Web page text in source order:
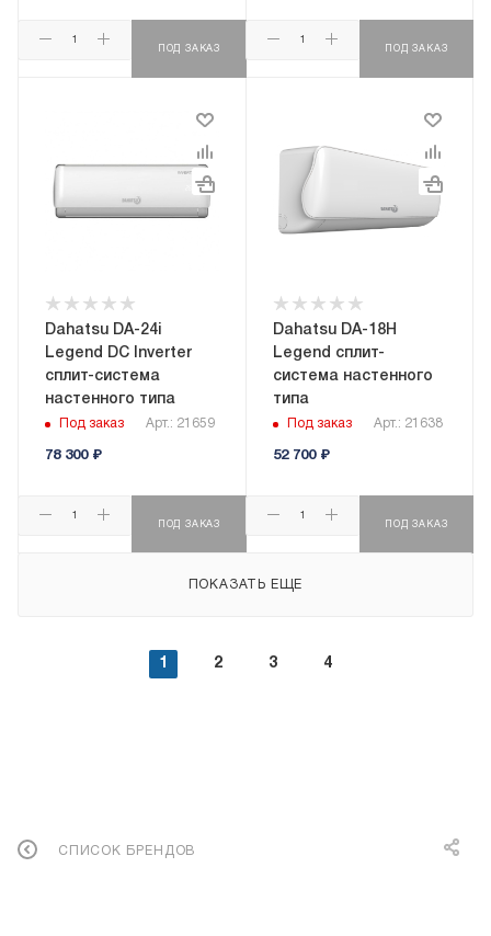
ПОД ЗАКАЗ ПОД ЗАКАЗ
Dahatsu DA-24i
Legend DC Inverter
сплит-система
настенного типа
Под заказ Арт.: 21659
78 300₽
ПОД ЗАКАЗ
Dahatsu DA-18H
Legend сплит-
система настенного
типа
Под заказ Арт.: 21638
52 700₽
ПОД ЗАКАЗ
ПОКАЗАТЬ ЕЩЕ
1 2 3 4
СПИСОК БРЕНДОВ